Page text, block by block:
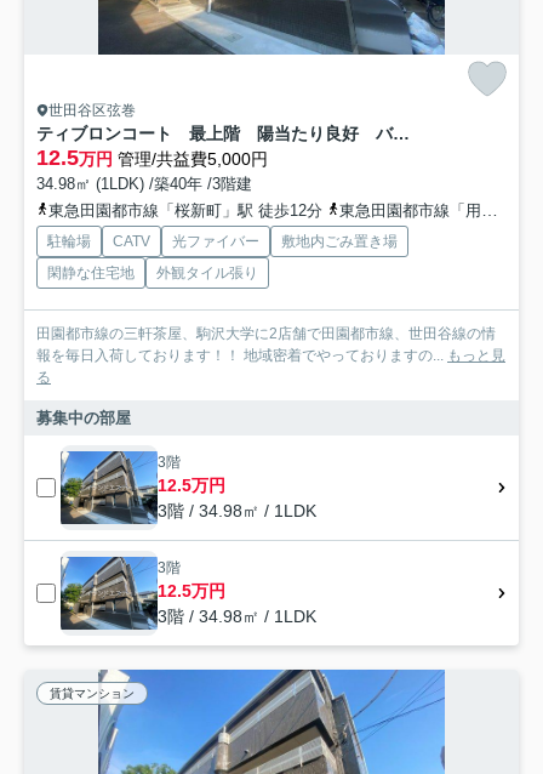
世田谷区弦巻
ティブロンコート 最上階 陽当たり良好 バストイレ別
12.5万円 管理/共益費5,000円
34.98㎡ (1LDK) /築40年 /3階建
東急田園都市線「桜新町」駅 徒歩12分
東急田園都市線「用賀」駅 徒歩19分
駐輪場 CATV 光ファイバー
敷地内ごみ置き場
閑静な住宅地
外観タイル張り
田園都市線の三軒茶屋、駒沢大学に2店舗で田園都市線、世田谷線の情
報を毎日入荷しております！！ 地域密着でやっておりますの... もっと見
る
募集中の部屋
3階
12.5万円
3階 / 34.98㎡ / 1LDK
3階
12.5万円
3階 / 34.98㎡ / 1LDK
賃貸マンション